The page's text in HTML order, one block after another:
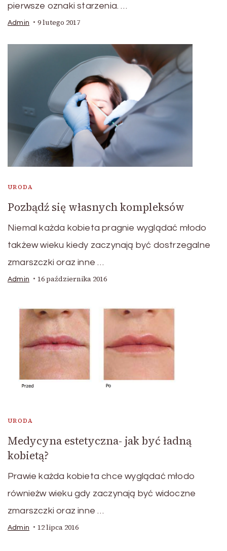
pierwsze oznaki starzenia. …
Admin 9 lutego 2017
URODA
Pozbądź się własnych kompleksów
Niemal każda kobieta pragnie wyglądać młodo
takżew wieku kiedy zaczynają być dostrzegalne
zmarszczki oraz inne …
Admin 16 października 2016
URODA
Medycyna estetyczna- jak być ładną
kobietą?
Prawie każda kobieta chce wyglądać młodo
równieżw wieku gdy zaczynają być widoczne
zmarszczki oraz inne …
Admin 12 lipca 2016